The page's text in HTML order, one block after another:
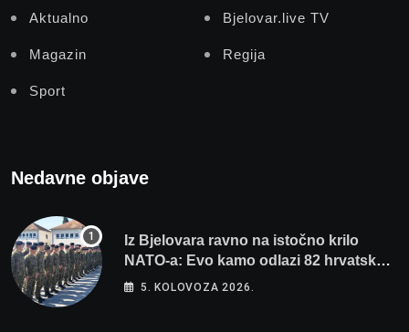
Aktualno Bjelovar.live TV
Magazin Regija
Sport
Nedavne objave
Iz Bjelovara ravno na istočno krilo
NATO-a: Evo kamo odlazi 82 hrvatska
vojnika i 6 vojnikinja
5. KOLOVOZA 2026.